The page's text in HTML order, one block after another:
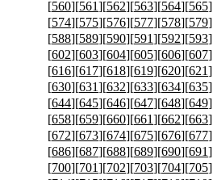
[560][561][562][563][564][565
[574][575][576][577][578][579
[588][589][590][591][592][593
[602][603][604][605][606][607
[616][617][618][619][620][621
[630][631][632][633][634][635
[644][645][646][647][648][649
[658][659][660][661][662][663
[672][673][674][675][676][677
[686][687][688][689][690][691
[700][701][702][703][704][705